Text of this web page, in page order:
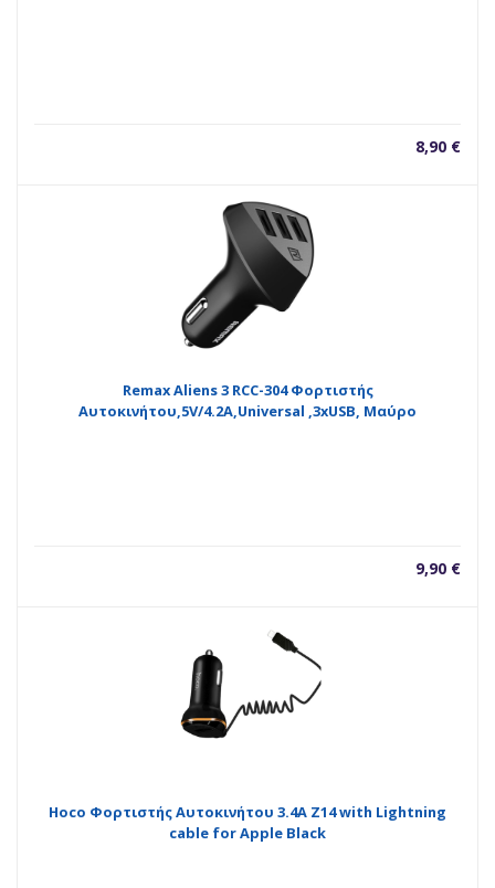
8,90 €
Remax Aliens 3 RCC-304 Φορτιστής
Αυτοκινήτου,5V/4.2A,Universal ,3xUSB, Μαύρο
9,90 €
Hoco Φορτιστής Αυτοκινήτου 3.4A Z14 with Lightning
cable for Apple Black